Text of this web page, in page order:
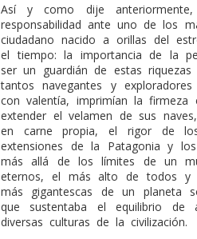
Así y como dije
responsabilidad ante uno de los
ciudadano nacido a orillas del
el tiempo: la importancia de la
ser un guardián de estas
tantos navegantes y
con valentía, imprimían la
extender el velamen de sus
en carne propia, el rigor de
extensiones de la Patagonia y
más allá de los límites de un
eternos, el más alto de todos y
más gigantescas de un planeta
que sustentaba el equilibrio de
diversas culturas de la civilización.